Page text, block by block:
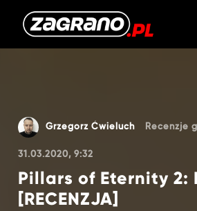
Grzegorz Ćwieluch Recenzje
31.03.2020, 9:32
Pillars of Eternity 2:
[RECENZJA]